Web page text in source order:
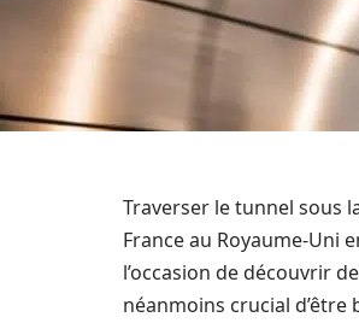
Traverser le tunnel sous
France au Royaume-Uni
l’occasion de découvrir
néanmoins crucial